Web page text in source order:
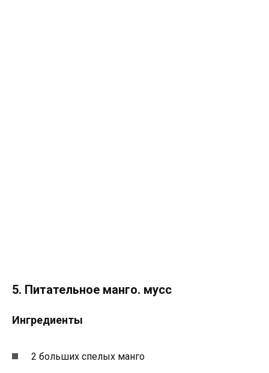
5. Питательное манго. мусс
Ингредиенты
2 больших спелых манго